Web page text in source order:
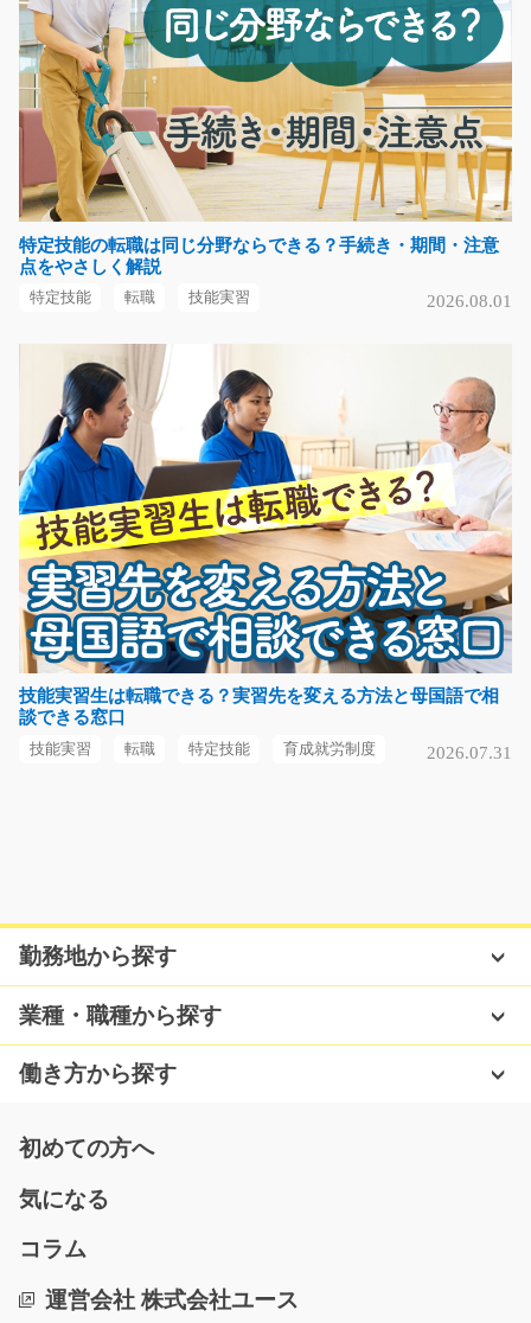
前の金属部品をフッ…
長期（3ヶ月以上）
時給1150円～
山口県下関市
気になる
自動化された機械へ部品セットと検査/i01_00308
急募
勤に便利な駅チカの…
長期（3ヶ月以上）
時給1200円～
三重県桑名市
気になる
プリンターの部品の組立をするオシゴト/y11_0054
7急募
【駒ケ根市☆時給1100円～】 【時間☆8：30～17：30】
電子部品の組み付けや…
長期（3ヶ月以上）
時給1100円
自動車部品の検査作業！/y02_00869
急募
倉庫内で自動車部品の検査をするかんたんな作業です！
今回お任せする業務…
長期（3ヶ月以上）
時給1400円
急募
特定技能の転職は同じ分野ならできる？手続き・期間・注意
点をやさしく解説
特定技能 転職 技能実習 2026.08.01
技能実習生は転職できる？実習先を変える方法と母国語で相
談できる窓口
技能実習 転職 特定技能 育成就労制度 2026.07.31
勤務地から探す
業種・職種から探す
働き方から探す
初めての方へ
気になる
コラム
運営会社 株式会社ユース